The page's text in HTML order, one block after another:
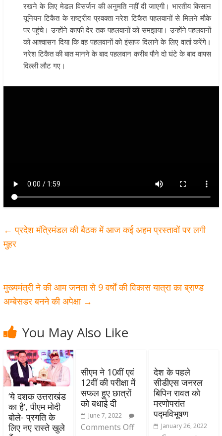
रखने के लिए मेडल विसर्जन की अनुमति नहीं दी जाएगी। भारतीय किसान
यूनियन टिकैत के राष्ट्रीय प्रवक्ता नरेश टिकैत पहलवानों से मिलने मौके
पर पहुंचे। उन्होंने काफी देर तक पहलवानों को समझाया। उन्होंने पहलवानों
को आश्वासन दिया कि वह पहलवानों को इंसाफ दिलाने के लिए वार्ता करेंगे।
नरेश टिकैत की बात मानने के बाद पहलवान करीब पौने दो घंटे के बाद वापस
दिल्ली लौट गए।
← प्रदेश मंत्रिमंडल की बैठक में आज कई अहम प्रस्तावों पर लगी
मुहर
मुख्यमंत्री ने की आम जनता से 9 वर्षों की विकास यात्रा का ब्राण्ड
अम्बेसडर बनने की अपेक्षा →
You May Also Like
‘ये दशक उत्तराखंड
का है’, पीएम मोदी
बोले- प्रगति के
लिए नए रास्ते खुले
सीएम ने 10वीं एवं
12वीं की परीक्षा में
सफल हुए छात्रों
को बधाई दी
June 7, 2022
Comments Off
देश के पहले
सीडीएस जनरल
बिपिन रावत को
मरणोपरांत
पद्मविभूषण
January 26, 2022